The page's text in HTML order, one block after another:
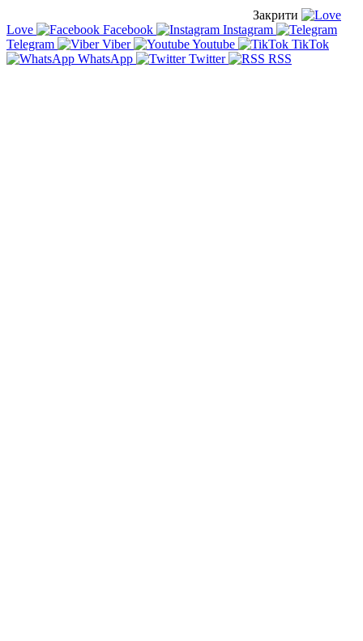
Закрити
Love
Facebook
Instagram
Telegram
Viber Youtube
TikTok
WhatsApp
Twitter RSS